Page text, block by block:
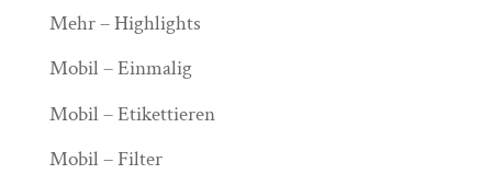
Mehr – Highlights
Mobil – Einmalig
Mobil – Etikettieren
Mobil – Filter